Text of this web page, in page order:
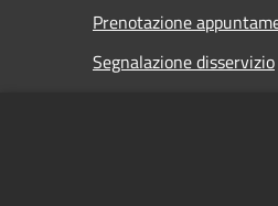
Prenotazione
Segnalazione disservizio